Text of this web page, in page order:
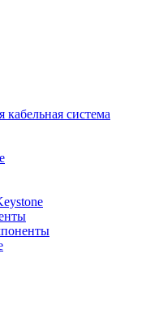
кабельная система